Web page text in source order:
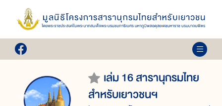
เล่ม 16 สารานุกรมไทย
สำหรับเยาวชนฯ